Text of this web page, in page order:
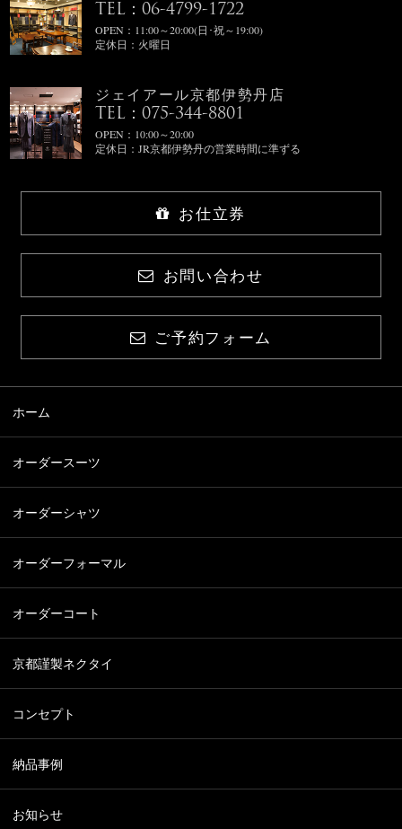
TEL：06-4799-1722
OPEN：11:00～20:00(日･祝～19:00)
定休日：火曜日
ジェイアール京都伊勢丹店
TEL：075-344-8801
OPEN：10:00～20:00
定休日：JR京都伊勢丹の営業時間に準ずる
お仕立券
お問い合わせ
ご予約フォーム
ホーム
オーダースーツ
オーダーシャツ
オーダーフォーマル
オーダーコート
京都謹製ネクタイ
コンセプト
納品事例
お知らせ